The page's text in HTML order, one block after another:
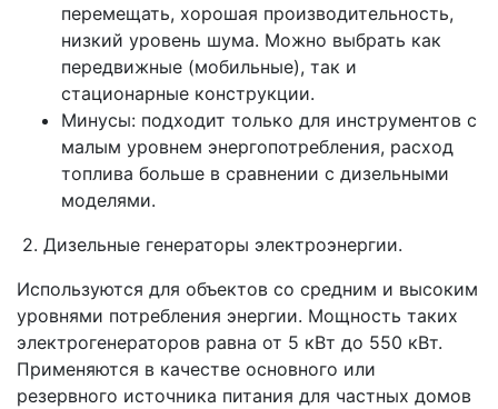
перемещать, хорошая производительность,
низкий уровень шума. Можно выбрать как
передвижные (мобильные), так и
стационарные конструкции.
Минусы: подходит только для инструментов с
малым уровнем энергопотребления, расход
топлива больше в сравнении с дизельными
моделями.
2. Дизельные генераторы электроэнергии.
Используются для объектов со средним и высоким
уровнями потребления энергии. Мощность таких
электрогенераторов равна от 5 кВт до 550 кВт.
Применяются в качестве основного или
резервного источника питания для частных домов